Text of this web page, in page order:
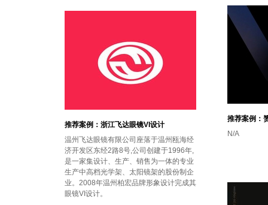
推荐案例：
N/A
推荐案例：浙江飞达眼镜VI设计
温州飞达眼镜有限公司座落于温州瓯海经
济开发区东经2路8号,公司创建于1996年,
是一家集设计、生产、销售为一体的专业
生产中高档光学架、太阳镜架的股份制企
业。2008年温州柏宏品牌形象设计完成其
眼镜VI设计。